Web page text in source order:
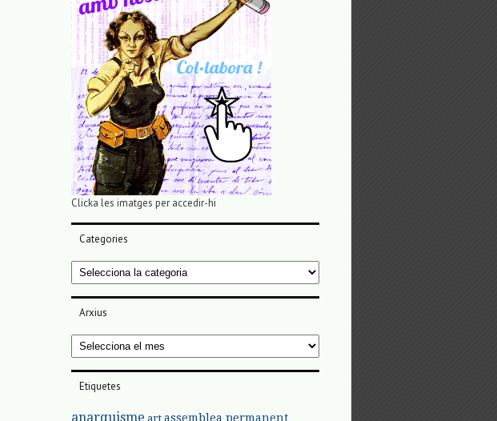
Clicka les imatges per accedir-hi
Categories
Categories
Arxius
Arxius
Etiquetes
anarquisme art assemblea permanent